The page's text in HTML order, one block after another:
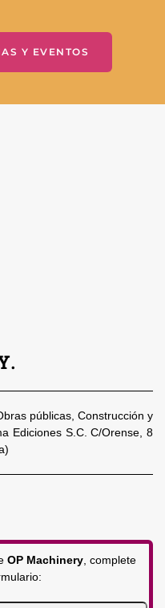
Y EVENTOS
públicas, Construcción y
Ediciones S.C. C/Orense, 8
OP Machinery, complete